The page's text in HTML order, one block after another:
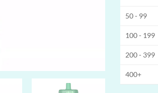
50 - 99
100 - 199
200 - 399
400+